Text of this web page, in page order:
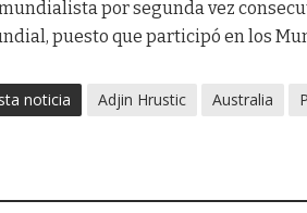
por segunda vez
puesto que participó en los
noticia Adjin Hrustic Australia